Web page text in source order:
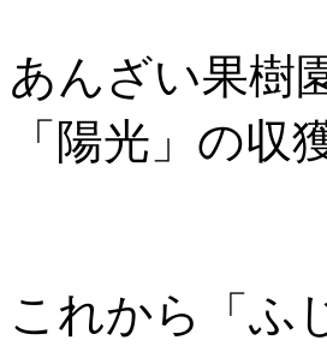
あんざい果樹
「陽光」の収
これから「ふ